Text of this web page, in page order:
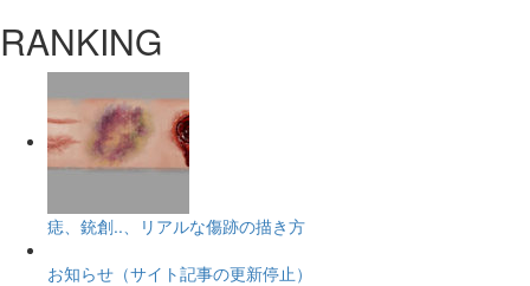
RANKING
痣、銃創..、リアルな傷跡の描き方
お知らせ（サイト記事の更新停止）